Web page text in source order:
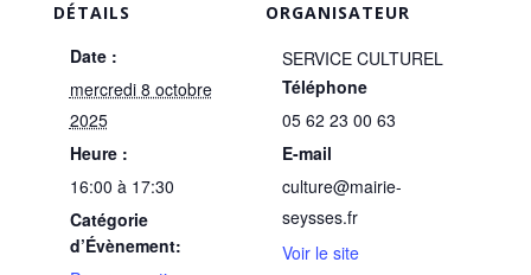
DÉTAILS
Date :
mercredi 8 octobre
2025
Heure :
16:00 à 17:30
Catégorie
d’Évènement:
ORGANISATEUR
SERVICE CULTUREL
Téléphone
05 62 23 00 63
E-mail
culture@mairie-
seysses.fr
Voir le site